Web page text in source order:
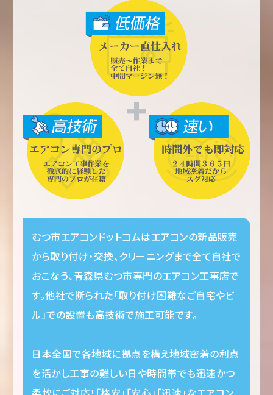
むつ市エアコンドットコムはエアコンの新品販売
から取り付け・交換、クリーニングまで全て自社で
おこなう、青森県むつ市専門のエアコン工事店で
す。他社で断られた「取り付け困難なご自宅やビ
ル」での設置も高技術で施工可能です。
日本全国で各地域に拠点を構え地域密着の利点
を活かし工事の難しい日や時間帯でも迅速かつ